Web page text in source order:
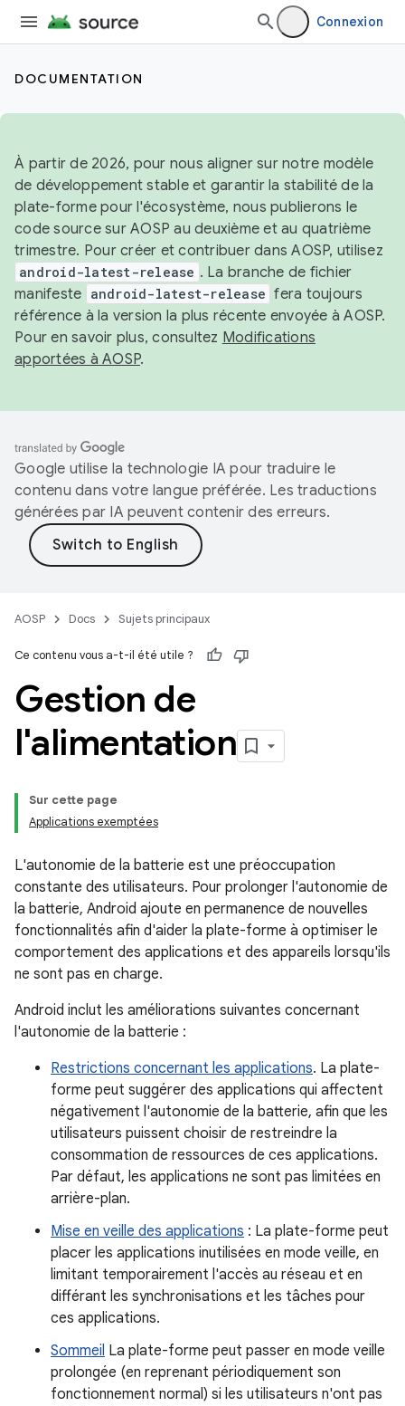
Connexion
DOCUMENTATION
À partir de 2026, pour nous aligner sur notre modèle
de développement stable et garantir la stabilité de la
plate-forme pour l'écosystème, nous publierons le
code source sur AOSP au deuxième et au quatrième
trimestre. Pour créer et contribuer dans AOSP, utilisez
android-latest-release . La branche de fichier
manifeste android-latest-release fera toujours
référence à la version la plus récente envoyée à AOSP.
Pour en savoir plus, consultez Modifications
apportées à AOSP.
Google utilise la technologie IA pour traduire le
contenu dans votre langue préférée. Les traductions
générées par IA peuvent contenir des erreurs.
AOSP Docs Sujets principaux
Ce contenu vous a-t-il été utile ?
Gestion de
l'alimentation
Sur cette page
Applications exemptées
L'autonomie de la batterie est une préoccupation
constante des utilisateurs. Pour prolonger l'autonomie de
la batterie, Android ajoute en permanence de nouvelles
fonctionnalités afin d'aider la plate-forme à optimiser le
comportement des applications et des appareils lorsqu'ils
ne sont pas en charge.
Android inclut les améliorations suivantes concernant
l'autonomie de la batterie :
Restrictions concernant les applications. La plate-
forme peut suggérer des applications qui affectent
négativement l'autonomie de la batterie, afin que les
utilisateurs puissent choisir de restreindre la
consommation de ressources de ces applications.
Par défaut, les applications ne sont pas limitées en
arrière-plan.
Mise en veille des applications : La plate-forme peut
placer les applications inutilisées en mode veille, en
limitant temporairement l'accès au réseau et en
différant les synchronisations et les tâches pour
ces applications.
Sommeil La plate-forme peut passer en mode veille
prolongée (en reprenant périodiquement son
fonctionnement normal) si les utilisateurs n'ont pas